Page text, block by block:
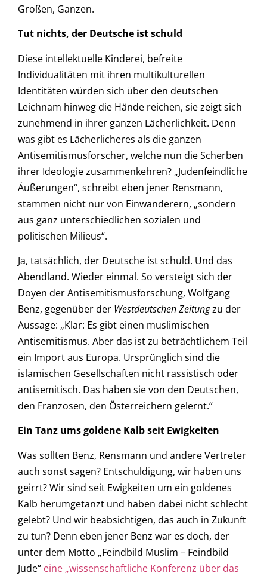
Großen, Ganzen.
Tut nichts, der Deutsche ist schuld
Diese intellektuelle Kinderei, befreite
Individualitäten mit ihren multikulturellen
Identitäten würden sich über den deutschen
Leichnam hinweg die Hände reichen, sie zeigt sich
zunehmend in ihrer ganzen Lächerlichkeit. Denn
was gibt es Lächerlicheres als die ganzen
Antisemitismusforscher, welche nun die Scherben
ihrer Ideologie zusammenkehren? „Judenfeindliche
Äußerungen“, schreibt eben jener Rensmann,
stammen nicht nur von Einwanderern, „sondern
aus ganz unterschiedlichen sozialen und
politischen Milieus“.
Ja, tatsächlich, der Deutsche ist schuld. Und das
Abendland. Wieder einmal. So versteigt sich der
Doyen der Antisemitismusforschung, Wolfgang
Benz, gegenüber der Westdeutschen Zeitungzu der
Aussage: „Klar: Es gibt einen muslimischen
Antisemitismus. Aber das ist zu beträchtlichem Teil
ein Import aus Europa. Ursprünglich sind die
islamischen Gesellschaften nicht rassistisch oder
antisemitisch. Das haben sie von den Deutschen,
den Franzosen, den Österreichern gelernt.“
Ein Tanz ums goldene Kalb seit Ewigkeiten
Was sollten Benz, Rensmann und andere Vertreter
auch sonst sagen? Entschuldigung, wir haben uns
geirrt? Wir sind seit Ewigkeiten um ein goldenes
Kalb herumgetanzt und haben dabei nicht schlecht
gelebt? Und wir beabsichtigen, das auch in Zukunft
zu tun? Denn eben jener Benz war es doch, der
unter dem Motto „Feindbild Muslim – Feindbild
Jude“ eine „wissenschaftliche Konferenz über das